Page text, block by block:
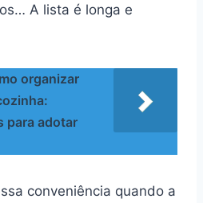
A lista é longa e
organizar
para adotar
conveniência quando a